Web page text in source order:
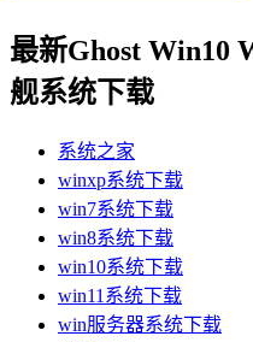
最新Ghost Win10
舰系统下载
系统之家
winxp系统下载
win7系统下载
win8系统下载
win10系统下载
win11系统下载
win服务器系统下载